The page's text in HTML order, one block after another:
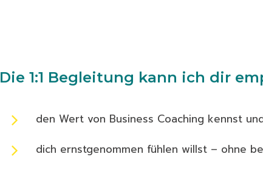
Die 1:1 Begleitung kann ich dir
den Wert von Business Coaching kennst
dich ernstgenommen fühlen willst – ohne